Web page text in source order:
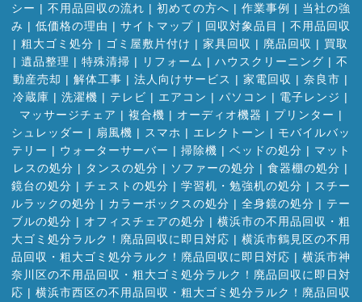
シー | 不用品回収の流れ | 初めての方へ | 作業事例 | 当社の強
み | 低価格の理由 | サイトマップ| 回収対象品目 | 不用品回収
| 粗大ゴミ処分 | ゴミ屋敷片付け | 家具回収 | 廃品回収 | 買取
| 遺品整理 | 特殊清掃 | リフォーム | ハウスクリーニング | 不
動産売却 | 解体工事 | 法人向けサービス | 家電回収 | 奈良市 |
冷蔵庫 | 洗濯機 | テレビ | エアコン | パソコン | 電子レンジ |
マッサージチェア | 複合機 | オーディオ機器 | プリンター |
シュレッダー | 扇風機 | スマホ | エレクトーン | モバイルバッ
テリー | ウォーターサーバー | 掃除機 | ベッドの処分 | マット
レスの処分 | タンスの処分 | ソファーの処分 | 食器棚の処分 |
鏡台の処分 | チェストの処分 | 学習机・勉強机の処分 | スチー
ルラックの処分 | カラーボックスの処分 | 全身鏡の処分 | テー
ブルの処分 | オフィスチェアの処分 | 横浜市の不用品回収・粗
大ゴミ処分ラルク！廃品回収に即日対応 | 横浜市鶴見区の不用
品回収・粗大ゴミ処分ラルク！廃品回収に即日対応 | 横浜市神
奈川区の不用品回収・粗大ゴミ処分ラルク！廃品回収に即日対
応 | 横浜市西区の不用品回収・粗大ゴミ処分ラルク！廃品回収